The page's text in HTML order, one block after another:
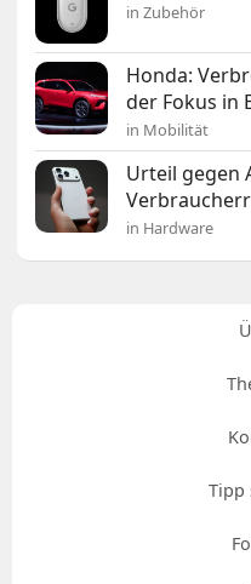
in Zubehör
Honda:
der Fokus in
in Mobilität
Urteil gegen
in Hardware
Tipp